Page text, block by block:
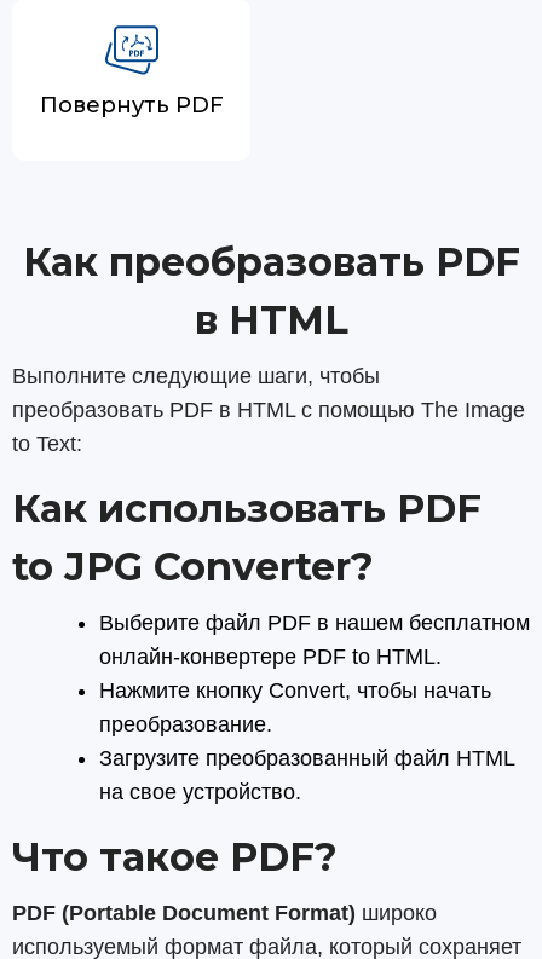
Повернуть PDF
Как преобразовать PDF
в HTML
Выполните следующие шаги, чтобы
преобразовать PDF в HTML с помощью The Image
to Text:
Как использовать PDF
to JPG Converter?
Выберите файл PDF в нашем бесплатном
онлайн-конвертере PDF to HTML.
Нажмите кнопку Convert, чтобы начать
преобразование.
Загрузите преобразованный файл HTML
на свое устройство.
Что такое PDF?
PDF (Portable Document Format) широко
используемый формат файла, который сохраняет